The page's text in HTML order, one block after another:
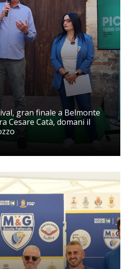
gran finale a Belmonte
Cesare Catà, domani il